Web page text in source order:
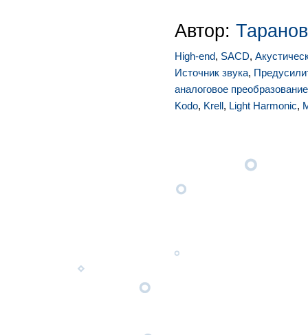
Автор:
High-end, SACD,
Источник звука,
аналоговое преобразование
Kodo, Krell, Light Harmonic,